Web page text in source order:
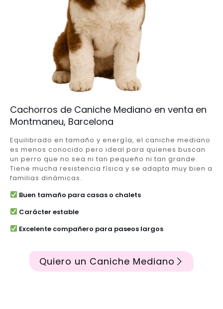
Cachorros de Caniche Mediano en venta en
Montmaneu, Barcelona
Equilibrado en tamaño y energía, el caniche mediano
es menos conocido pero ideal para quienes buscan
un perro que no sea ni tan pequeño ni tan grande.
Tiene mucha resistencia física y se adapta muy bien a
familias dinámicas.
Buen tamaño para casas o chalets
Carácter estable
Excelente compañero para paseos largos
Quiero un Caniche Mediano